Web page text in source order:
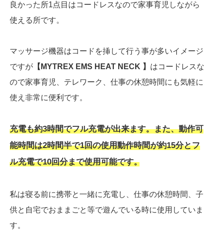
良かった所1点目はコードレスなので家事育児しながら
使える所です。
マッサージ機器はコードを挿して行う事が多いイメージ
ですが 【MYTREX EMS HEAT NECK 】 はコードレスな
ので家事育児、テレワーク、仕事の休憩時間にも気軽に
使え非常に便利です。
充電も約3時間でフル充電が出来ます。また、動作可
能時間は2時間半で1回の使用動作時間が約15分とフ
ル充電で10回分まで使用可能です。
私は寝る前に携帯と一緒に充電し、仕事の休憩時間、子
供と自宅でおままごと等で遊んでいる時に使用していま
す。